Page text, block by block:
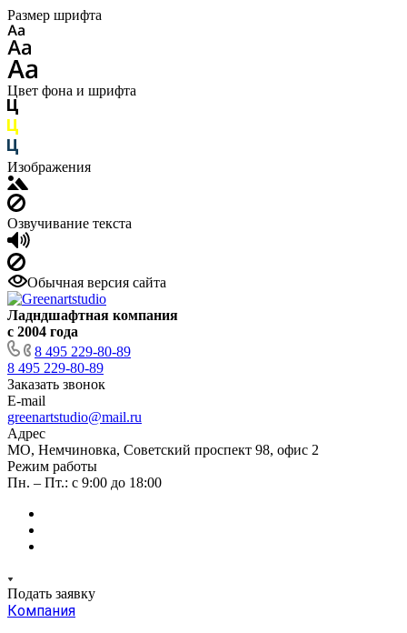
Размер шрифта
Цвет фона и шрифта
Изображения
Озвучивание текста
Обычная версия сайта
Ладндшафтная компания
с 2004 года
8 495 229-80-89
8 495 229-80-89
Заказать звонок
E-mail
greenartstudio@mail.ru
Адрес
МО, Немчиновка, Советский проспект 98, офис 2
Режим работы
Пн. – Пт.: с 9:00 до 18:00
Подать заявку
Компания